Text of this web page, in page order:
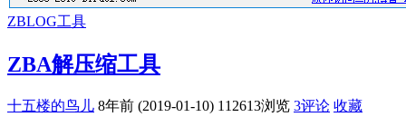
ZBLOG工具
ZBA解压缩工具
十五楼的鸟儿 8年前 (2019-01-10) 112613浏览 3评论 收藏